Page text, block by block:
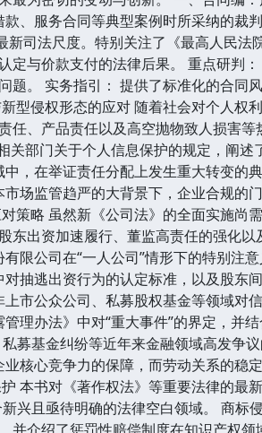
、服务合同等典型案例时所采纳的裁
新司法尺度。特别关注了《最高人民法
定与价款支付的法律后果。 重点研判
题。 实务指引： 提供了标准化的合同
型侵权形态的应对 随着社会对个人权
任、产品责任以及高空抛物致人损害等
关部门关于个人信息保护的规定，阐述
，在举证责任分配上发生重大转变的
场监管趋严的大背景下，企业合规的
策略 虽然新《公司法》的全面实施尚
东出资加速履行、董监高责任的强化以
限公司在“一人公司”情形下的特别注意
抽逃出资行为的认定标准，以及股东
市公众公司、私募股权基金等领域对
理办法》中对“重大事件”的界定，并结
募基金纠纷等近年来金融领域高发争
核心竞争力的保障，而劳动关系的稳
本书对《著作权法》等重要法律的最
兴且亟待明确的法律空白领域。 商标